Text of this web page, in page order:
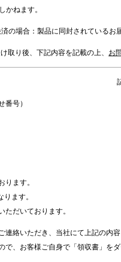
かねます。
の場合：製品に同封されているお
取り後、下記内容を記載の上、 お
番号）
ます。
ます。
だいております。
連絡いただき、当社にて上記の内
で、お客様ご自身で「領収書」を